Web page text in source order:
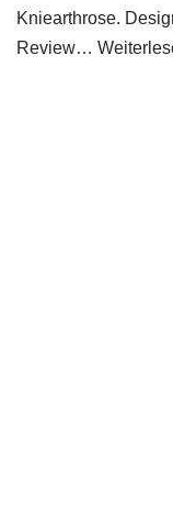
Kniearthrose.
Review…